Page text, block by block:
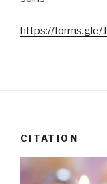
https://forms.gle/
CITATION